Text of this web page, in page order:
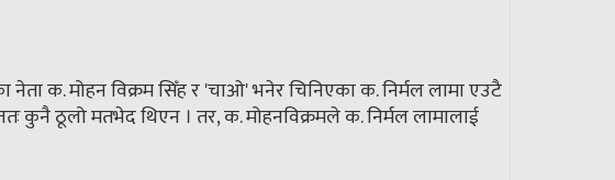
क. मोहन विक्रम सिँह र 'चाओ' भनेर चिनिएका क. निर्मल लामा एउटै
कुनै ठूलो मतभेद थिएन । तर, क. मोहनविक्रमले क. निर्मल लामालाई